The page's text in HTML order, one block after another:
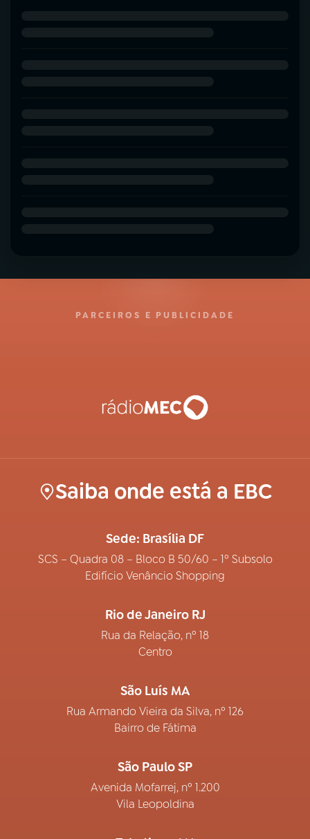
PARCEIROS E PUBLICIDADE
Saiba onde está a EBC
Sede: Brasília DF
SCS – Quadra 08 – Bloco B 50/60 – 1º Subsolo
Edifício Venâncio Shopping
Rio de Janeiro RJ
Rua da Relação, nº 18
Centro
São Luís MA
Rua Armando Vieira da Silva, nº 126
Bairro de Fátima
São Paulo SP
Avenida Mofarrej, nº 1.200
Vila Leopoldina